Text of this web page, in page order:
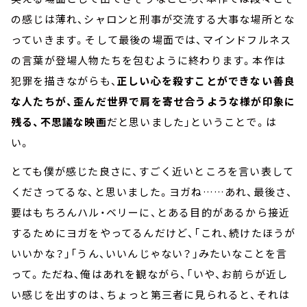
の感じは薄れ、シャロンと刑事が交流する大事な場所とな
っていきます。そして最後の場面では、マインドフルネス
の言葉が登場人物たちを包むように終わります。本作は
犯罪を描きながらも、正しい心を殺すことができない善良
な人たちが、歪んだ世界で肩を寄せ合うような様が印象に
残る、不思議な映画だと思いました」ということで。は
い。
とても僕が感じた良さに、すごく近いところを言い表して
くださってるな、と思いました。ヨガね……あれ、最後さ、
要はもちろんハル・ベリーに、とある目的があるから接近
するためにヨガをやってるんだけど、「これ、続けたほうが
いいかな？」「うん、いいんじゃない？」みたいなことを言
って。ただね、俺はあれを観ながら、「いや、お前らが近し
い感じを出すのは、ちょっと第三者に見られると、それは